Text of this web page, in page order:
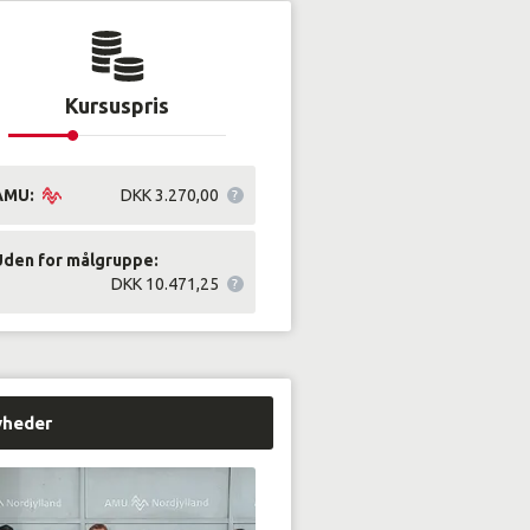
Kursuspris
DKK 3.270,00
for målgruppe:
DKK 10.471,25